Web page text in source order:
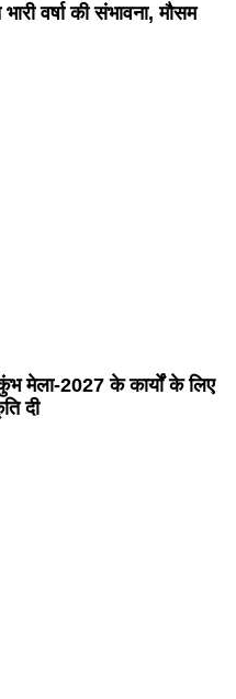
वर्षा की संभावना, मौसम
मेला-2027 के कार्यों के लिए
दी